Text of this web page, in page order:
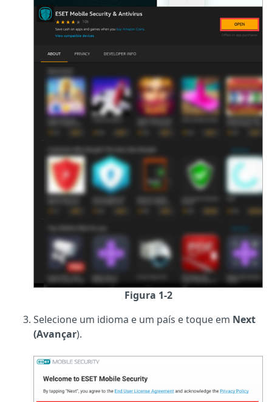
Figura 1-2
Selecione um idioma e um país e toque em Next
(Avançar).